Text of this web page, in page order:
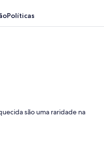
Políticas
são uma raridade na